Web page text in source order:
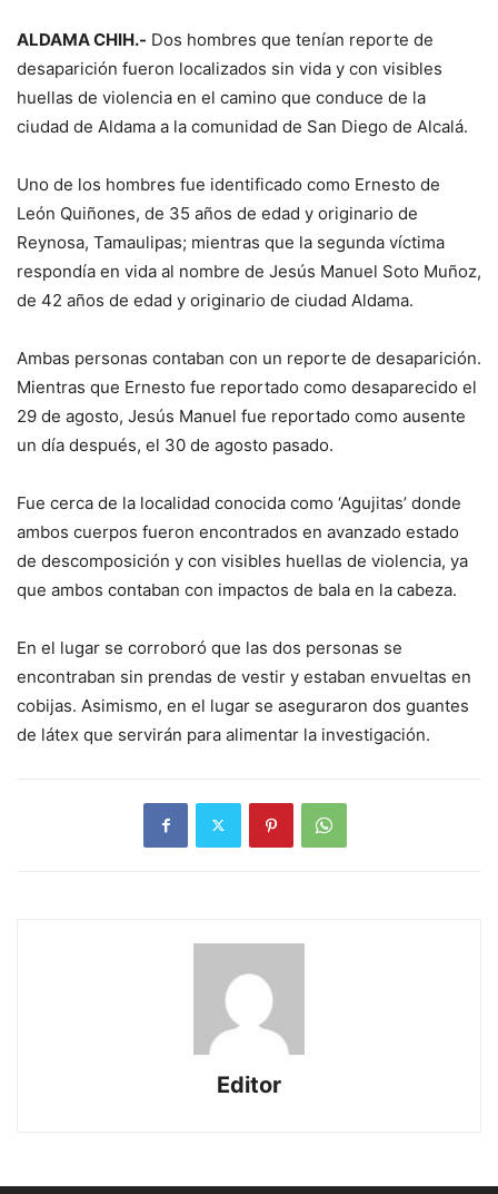
ALDAMA CHIH.- Dos hombres que tenían reporte de
desaparición fueron localizados sin vida y con visibles
huellas de violencia en el camino que conduce de la
ciudad de Aldama a la comunidad de San Diego de Alcalá.
Uno de los hombres fue identificado como Ernesto de
León Quiñones, de 35 años de edad y originario de
Reynosa, Tamaulipas; mientras que la segunda víctima
respondía en vida al nombre de Jesús Manuel Soto Muñoz,
de 42 años de edad y originario de ciudad Aldama.
Ambas personas contaban con un reporte de desaparición.
Mientras que Ernesto fue reportado como desaparecido el
29 de agosto, Jesús Manuel fue reportado como ausente
un día después, el 30 de agosto pasado.
Fue cerca de la localidad conocida como ‘Agujitas’ donde
ambos cuerpos fueron encontrados en avanzado estado
de descomposición y con visibles huellas de violencia, ya
que ambos contaban con impactos de bala en la cabeza.
En el lugar se corroboró que las dos personas se
encontraban sin prendas de vestir y estaban envueltas en
cobijas. Asimismo, en el lugar se aseguraron dos guantes
de látex que servirán para alimentar la investigación.
Editor